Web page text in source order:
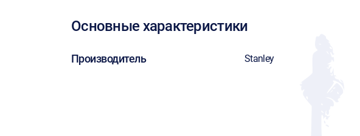
Основные характеристики
Производитель Stanley